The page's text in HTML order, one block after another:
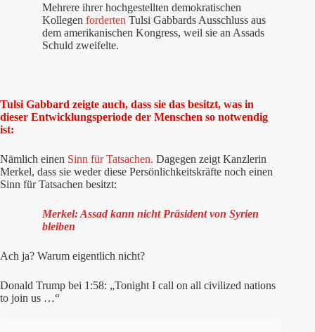
Mehrere ihrer hochgestellten demokratischen
Kollegen forderten Tulsi Gabbards Ausschluss aus
dem amerikanischen Kongress, weil sie an Assads
Schuld zweifelte.
Tulsi Gabbard zeigte auch, dass sie das besitzt, was in
dieser Entwicklungsperiode der Menschen so notwendig
ist:
Nämlich einen Sinn für Tatsachen. Dagegen zeigt Kanzlerin
Merkel, dass sie weder diese Persönlichkeitskräfte noch einen
Sinn für Tatsachen besitzt:
Merkel: Assad kann nicht Präsident von Syrien
bleiben
Ach ja? Warum eigentlich nicht?
Donald Trump bei 1:58: „Tonight I call on all civilized nations
to join us …“